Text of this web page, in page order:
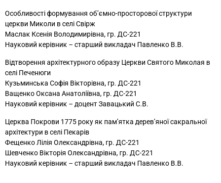
Особливості формування об’ємно-просторової структури
церкви Миколи в селі Свірж
Маслак Ксенія Володимирівна, гр. ДС-221
Науковий керівник – старший викладач Павленко В.В.
Відтворення архітектурного образу Церкви Святого Миколая в
селі Печенюги
Кузьминська Софія Вікторівна, гр. ДС-221
Ващенко Оксана Анатоліївна, гр. ДС-221
Науковий керівник – доцент Завацький С.В.
Церква Покрови 1775 року як пам’ятка дерев’яної сакральної
архітектури в селі Пекарів
Фещенко Лілія Олександрівна, гр. ДС-221
Шевченко Вікторія Олександрівна, гр. ДС-221
Науковий керівник – старший викладач Павленко В.В.